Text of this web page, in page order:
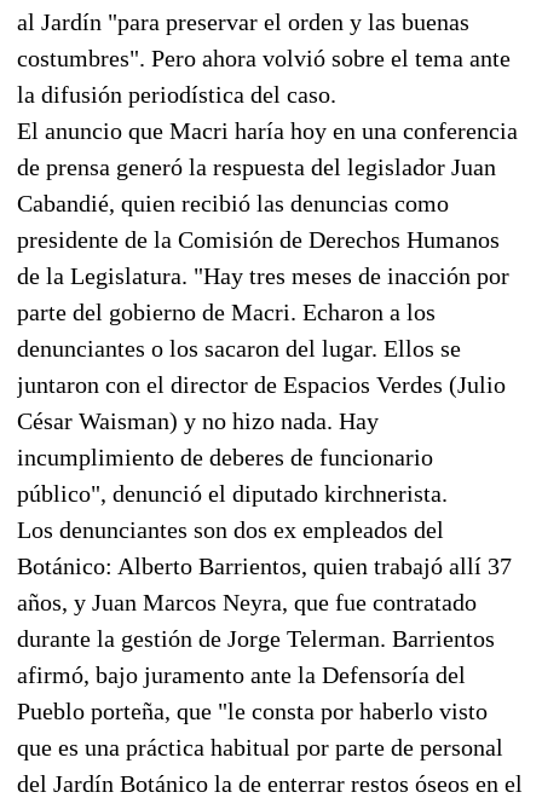
al Jardín "para preservar el orden y las buenas
costumbres". Pero ahora volvió sobre el tema ante
la difusión periodística del caso.
El anuncio que Macri haría hoy en una conferencia
de prensa generó la respuesta del legislador Juan
Cabandié, quien recibió las denuncias como
presidente de la Comisión de Derechos Humanos
de la Legislatura. "Hay tres meses de inacción por
parte del gobierno de Macri. Echaron a los
denunciantes o los sacaron del lugar. Ellos se
juntaron con el director de Espacios Verdes (Julio
César Waisman) y no hizo nada. Hay
incumplimiento de deberes de funcionario
público", denunció el diputado kirchnerista.
Los denunciantes son dos ex empleados del
Botánico: Alberto Barrientos, quien trabajó allí 37
años, y Juan Marcos Neyra, que fue contratado
durante la gestión de Jorge Telerman. Barrientos
afirmó, bajo juramento ante la Defensoría del
Pueblo porteña, que "le consta por haberlo visto
que es una práctica habitual por parte de personal
del Jardín Botánico la de enterrar restos óseos en el